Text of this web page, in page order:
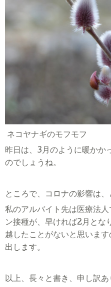
ネコヤナギのモフモフ
昨日は、 3月のように暖かか
のでしょうね。
ところで、コロナの影響は、
私のアルバイト先は医療法
ン接種が、早ければ2月とな
越したことがないと思いま
出します。
以上、長々と書き、申し訳あ